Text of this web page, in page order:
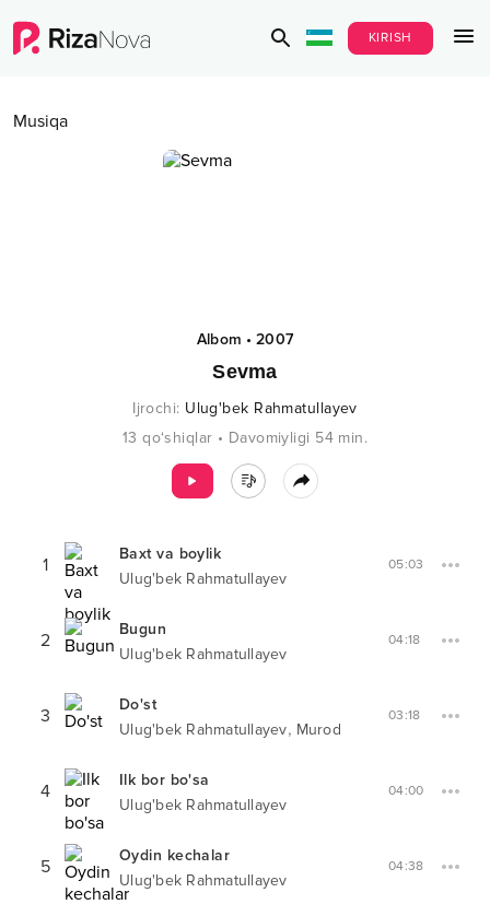
KIRISH
Musiqa
Albom •2007
Sevma
Ijrochi: Ulug'bek Rahmatullayev
13 qo‘shiqlar • Davomiyligi 54 min.
1
Baxt va boylik
Ulug'bek Rahmatullayev
05:03
2
Bugun
Ulug'bek Rahmatullayev
04:18
3
Do'st
Ulug'bek Rahmatullayev, Murod
03:18
4
Ilk bor bo'sa
Ulug'bek Rahmatullayev
04:00
5
Oydin kechalar
Ulug'bek Rahmatullayev
04:38